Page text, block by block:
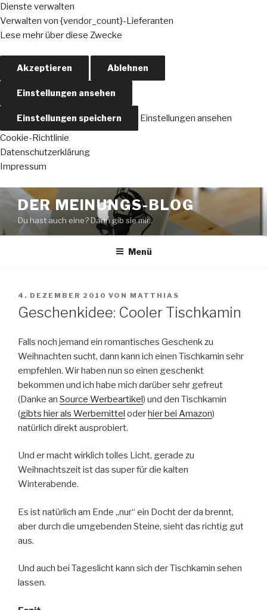
Dienste verwalten
Verwalten von {vendor_count}-Lieferanten
Lese mehr über diese Zwecke
Akzeptieren Ablehnen
Einstellungen ansehen
Einstellungen speichern
Einstellungen ansehen
Cookie-Richtlinie
Datenschutzerklärung
Impressum
Zum
Inhalt
springen
DER MEINUNGS-BLOG
Du hast auch eine? Dann gib sie mir..
Menü
VERÖFFENTLICHT
AM
4. DEZEMBER 2010 VON MATTHIAS
Geschenkidee: Cooler Tischkamin
Falls noch jemand ein romantisches Geschenk zu
Weihnachten sucht, dann kann ich einen Tischkamin sehr
empfehlen. Wir haben nun so einen geschenkt
bekommen und ich habe mich darüber sehr gefreut
(Danke an Source Werbeartikel) und den Tischkamin
(gibts hier als Werbemittel oderhier bei Amazon)
natürlich direkt ausprobiert.
Und er macht wirklich tolles Licht, gerade zu
Weihnachtszeit ist das super für die kalten
Winterabende.
Es ist natürlich am Ende „nur“ ein Docht der da brennt,
aber durch die umgebenden Steine, sieht das richtig gut
aus.
Und auch bei Tageslicht kann sich der Tischkamin sehen
lassen.